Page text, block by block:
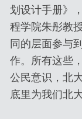
划设计手册》
程学院朱彤教
同的层面参与
作。所有这些
公民意识，北
底里为我们北